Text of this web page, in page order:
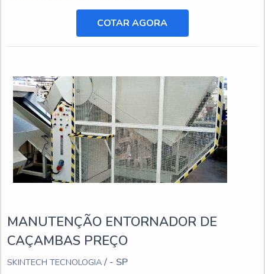
COTAR AGORA
MANUTENÇÃO ENTORNADOR DE
CAÇAMBAS PREÇO
SKINTECH TECNOLOGIA / - SP